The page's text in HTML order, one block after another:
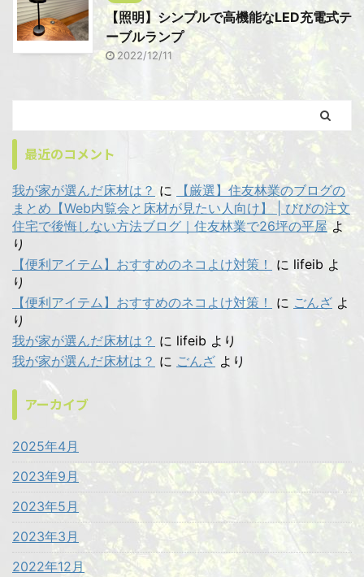
【照明】シンプルで高機能なLED充電式テ
ーブルランプ
2022/12/11
最近のコメント
我が家が選んだ床材は？ に
【厳選】住友林業のブログの
まとめ【Web内覧会と床材が見たい人向け】 | びびの注文
住宅で後悔しない方法ブログ｜住友林業で26坪の平屋 よ
り
【便利アイテム】おすすめのネコよけ対策！
に lifeib よ
り
【便利アイテム】おすすめのネコよけ対策！
に ごんざ よ
り
我が家が選んだ床材は？ に lifeib より
我が家が選んだ床材は？ に ごんざ より
アーカイブ
2025年4月
2023年9月
2023年5月
2023年3月
2022年12月